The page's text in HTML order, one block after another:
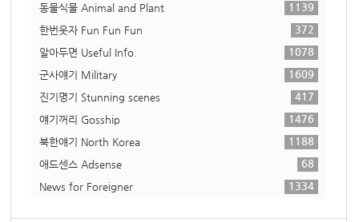
동물식물 Animal and Plant
1139
한번웃자 Fun Fun Fun
372
알아두면 Useful Info.
1078
군사얘기 Military
1609
진기명기 Stunning scenes
417
얘기꺼리 Gosship
1476
북한얘기 North Korea
1188
애드센스 Adsense
68
News for Foreigner
1334